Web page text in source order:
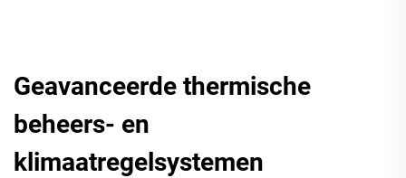
Geavanceerde thermische
beheers- en
klimaatregelsystemen